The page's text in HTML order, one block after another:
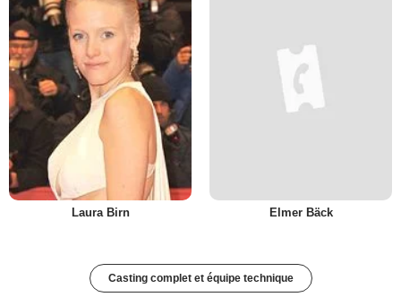
Laura Birn Elmer Bäck
Casting complet et équipe technique